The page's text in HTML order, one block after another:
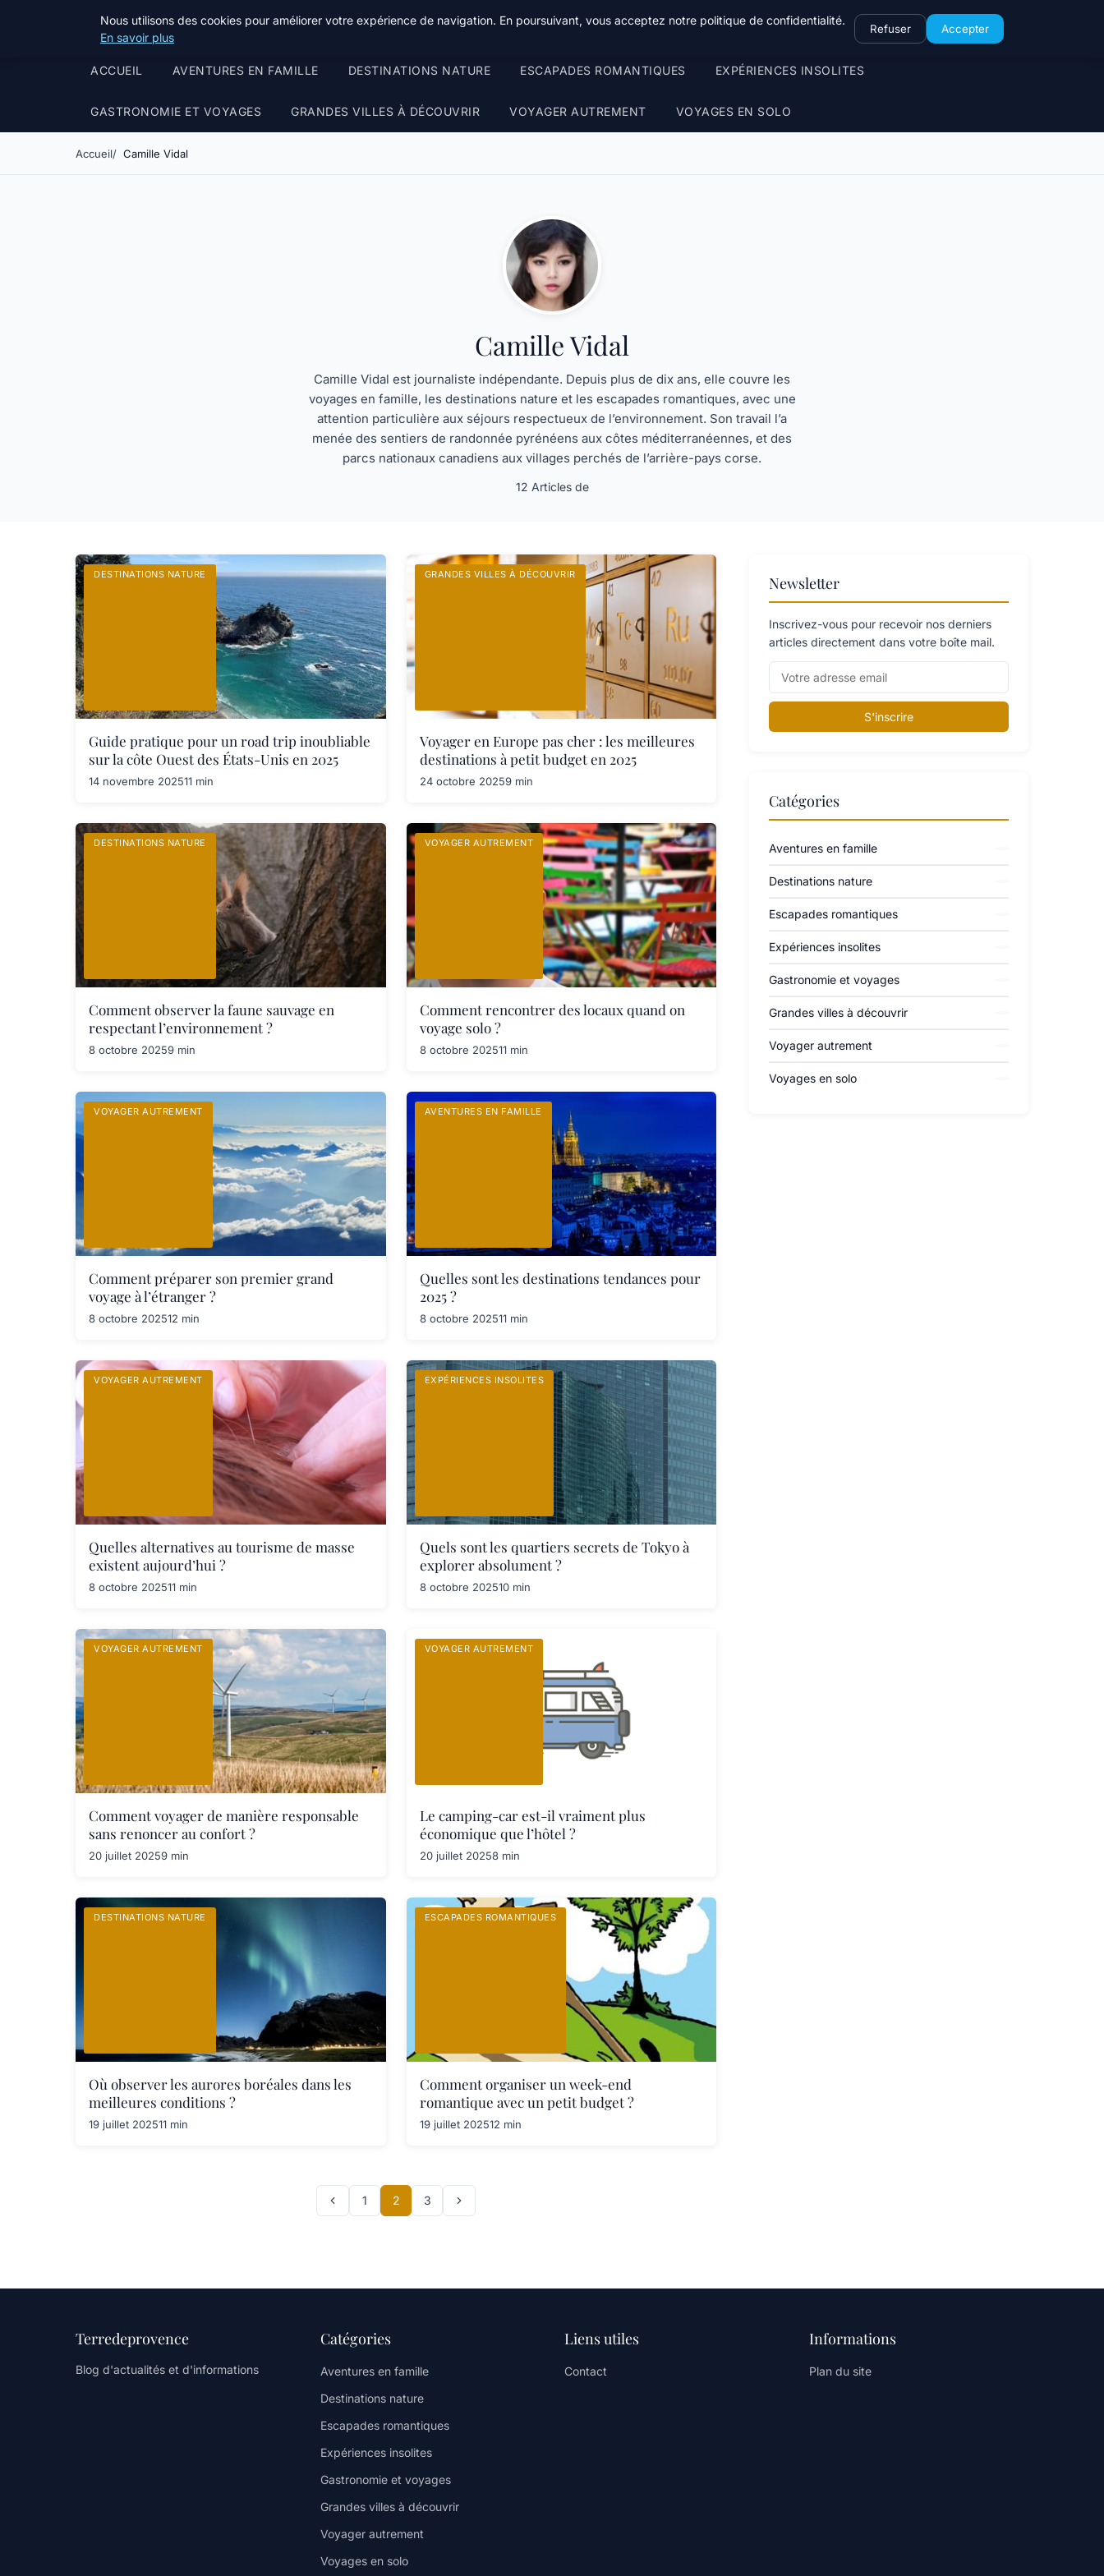
Terredeprovence
ACCUEIL AVENTURES EN FAMILLE DESTINATIONS NATURE ESCAPADES ROMANTIQUES EXPÉRIENCES INSOLITES
GASTRONOMIE ET VOYAGES GRANDES VILLES À DÉCOUVRIR VOYAGER AUTREMENT VOYAGES EN SOLO
Accueil Camille Vidal
Camille Vidal
Camille Vidal est journaliste indépendante. Depuis plus de dix ans, elle couvre les
voyages en famille, les destinations nature et les escapades romantiques, avec une
attention particulière aux séjours respectueux de l’environnement. Son travail l’a
menée des sentiers de randonnée pyrénéens aux côtes méditerranéennes, et des
parcs nationaux canadiens aux villages perchés de l’arrière-pays corse.
12 Articles de
DESTINATIONS NATURE
Guide pratique pour un road trip inoubliable
sur la côte Ouest des États-Unis en 2025
14 novembre 202511 min
GRANDES VILLES À DÉCOUVRIR
Voyager en Europe pas cher : les meilleures
destinations à petit budget en 2025
24 octobre 20259 min
DESTINATIONS NATURE
Comment observer la faune sauvage en
respectant l’environnement ?
8 octobre 20259 min
VOYAGER AUTREMENT
Comment rencontrer des locaux quand on
voyage solo ?
8 octobre 202511 min
VOYAGER AUTREMENT
Comment préparer son premier grand
voyage à l’étranger ?
8 octobre 202512 min
AVENTURES EN FAMILLE
Quelles sont les destinations tendances pour
2025 ?
8 octobre 202511 min
VOYAGER AUTREMENT
Quelles alternatives au tourisme de masse
existent aujourd’hui ?
8 octobre 202511 min
EXPÉRIENCES INSOLITES
Quels sont les quartiers secrets de Tokyo à
explorer absolument ?
8 octobre 202510 min
VOYAGER AUTREMENT
Comment voyager de manière responsable
sans renoncer au confort ?
20 juillet 20259 min
VOYAGER AUTREMENT
Le camping-car est-il vraiment plus
économique que l’hôtel ?
20 juillet 20258 min
DESTINATIONS NATURE
Où observer les aurores boréales dans les
meilleures conditions ?
19 juillet 202511 min
ESCAPADES ROMANTIQUES
Comment organiser un week-end
romantique avec un petit budget ?
19 juillet 202512 min
1 2 3
Newsletter
Inscrivez-vous pour recevoir nos derniers
articles directement dans votre boîte mail.
S'inscrire
Catégories
Aventures en famille
Destinations nature
Escapades romantiques
Expériences insolites
Gastronomie et voyages
Grandes villes à découvrir
Voyager autrement
Voyages en solo
Terredeprovence
Blog d'actualités et d'informations
Catégories
Aventures en famille
Destinations nature
Escapades romantiques
Expériences insolites
Gastronomie et voyages
Grandes villes à découvrir
Voyager autrement
Voyages en solo
Liens utiles
Contact
Informations
Plan du site
Nous utilisons des cookies pour améliorer votre expérience de navigation. En poursuivant, vous acceptez notre politique de confidentialité.
En savoir plus
Refuser Accepter